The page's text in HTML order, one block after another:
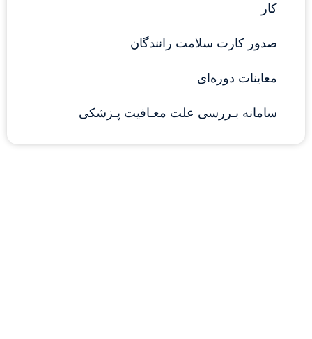
کار
صدور کارت سلامت رانندگان
معاینات دوره‌ای
سامانه بـررسی علت معـافیت پـزشکی